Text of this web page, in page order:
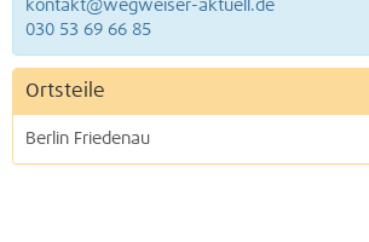
kontakt@wegweiser-aktuell.de
030 53 69 66 85
Ortsteile
Berlin Friedenau